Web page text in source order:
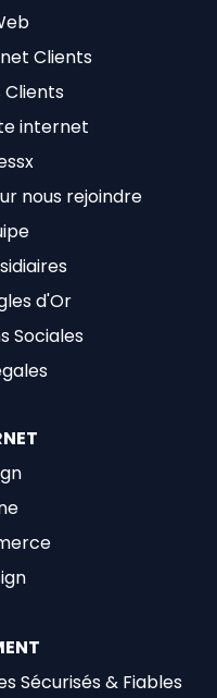
Clients
Clients
internet
nous rejoindre
d'Or
Sociales
Sécurisés & Fiables